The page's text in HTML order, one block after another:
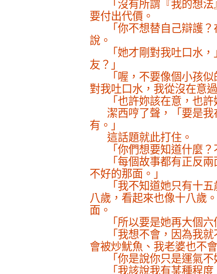
「沒有所謂『我的想
要付出代價。
「你不想替自己辯護
說。
「她才剛對我吐口水
友？」
「喔，不要像個小孩
對我吐口水，我從沒在意
「也許妳該在意，也
潔西哼了聲，「要是
有。」
這話題就此打住。
「你們想要知道什麼
「每個故事都有正反
不好的那面。」
「我不知道她只有十
八歲，看起來也像十八歲
面。
「所以要是她再大個
「我想不會，因為我
會被炒魷魚、我老婆也不
「你是說你只是運氣
「我該說我有某種程